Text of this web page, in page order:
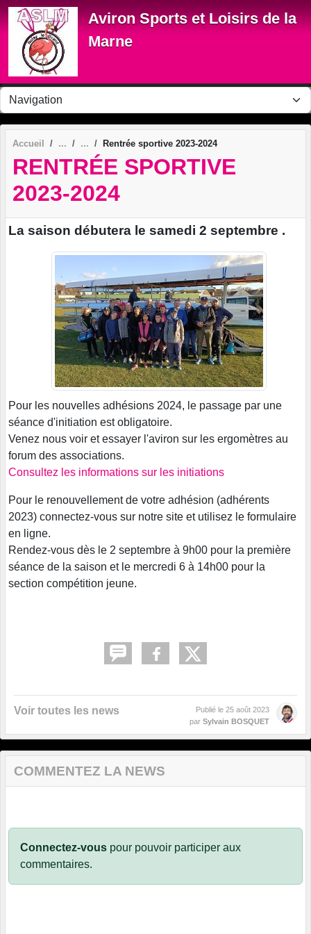
Aviron Sports et Loisirs de la
Marne
Accueil Rentrée sportive 2023-2024
RENTRÉE SPORTIVE
2023-2024
La saison débutera le samedi 2 septembre .
Pour les nouvelles adhésions 2024, le passage par une
séance d'initiation est obligatoire.
Venez nous voir et essayer l'aviron sur les ergomètres au
forum des associations.
Consultez les informations sur les initiations
Pour le renouvellement de votre adhésion (adhérents
2023) connectez-vous sur notre site et utilisez le formulaire
en ligne.
Rendez-vous dès le 2 septembre à 9h00 pour la première
séance de la saison et le mercredi 6 à 14h00 pour la
section compétition jeune.
Voir toutes les news Publié le 25 août 2023
par Sylvain BOSQUET
COMMENTEZ LA NEWS
Connectez-vous pour pouvoir participer aux
commentaires.
Panneau de gestion des cookies